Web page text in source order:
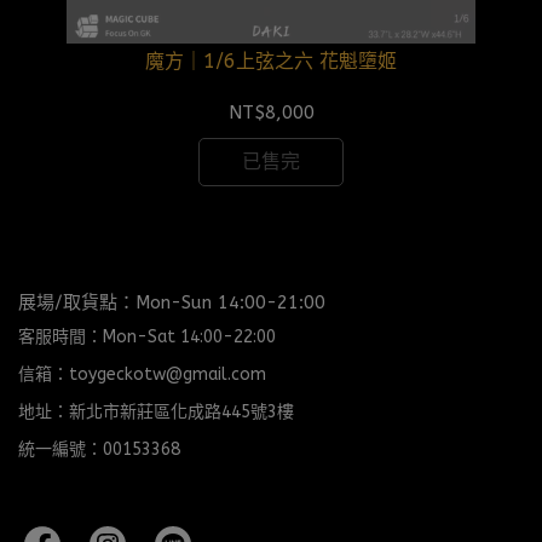
魔方｜1/6上弦之六 花魁墮姬
NT$8,000
已售完
展場/取貨點：Mon-Sun 14:00-21:00
客服時間：Mon-Sat 14:00-22:00
信箱：toygeckotw@gmail.com
地址：新北市新莊區化成路445號3樓
統一編號：00153368